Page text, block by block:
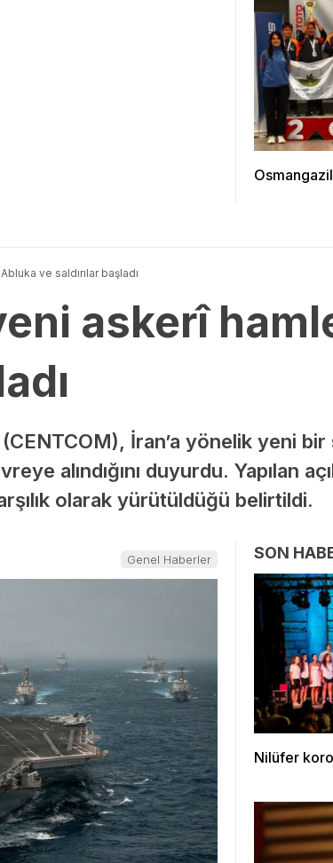
ve saldırılar başladı
askerî
İran’a yönelik yeni bir
alındığını duyurdu. Yapılan
olarak yürütüldüğü belirtildi.
Genel Haberler SON
Nilüfer